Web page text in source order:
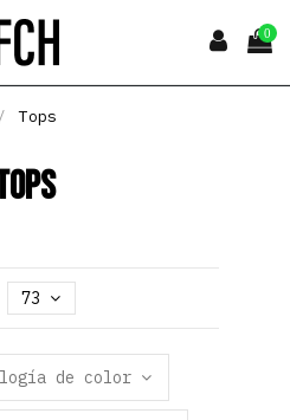
0
Tops
73
de color